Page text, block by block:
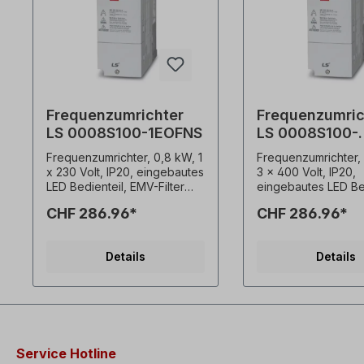
Frequenzumrichter
LS 0008S100-1EOFNS
Frequenzumrichter, 0,8 kW, 1
x 230 Volt, IP20, eingebautes
LED Bedienteil, EMV-Filter
Control Funktionen hohes
Leistungsdichte, kompakte
Durchsteckmontage
integrierter EMV-Filter (C3)
Heavy Duty 150% während 1
CHF 286.96*
Details
LS 0008S100-
4EOFNS
Frequenzumrichter,
3 x 400 Volt, IP20,
eingebautes LED
Sensorless Control
schon bei 0.5 Hz
Abmessungen,
Durchsteckmontage
Normen CE, UL, cUL
CHF 286.96*
Details
Service Hotline